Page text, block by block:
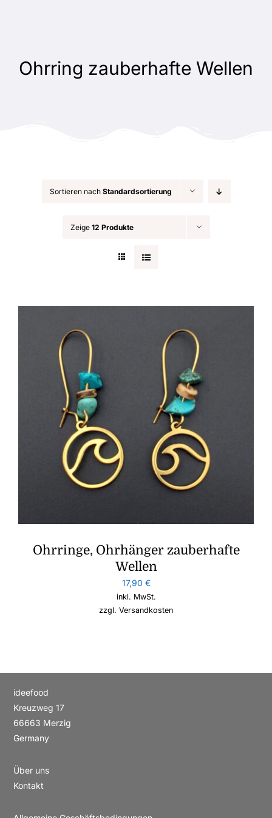
Ohrring zauberhafte Wellen
Sortieren nach Standardsortierung
Zeige 12 Produkte
Ohrringe, Ohrhänger zauberhafte
Wellen
17,90 €
inkl. MwSt.
zzgl. Versandkosten
ideefood
Kreuzweg 17
66663 Merzig
Germany
Über uns
Kontakt